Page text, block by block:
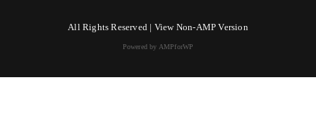
All Rights Reserved | View Non-AMP Version
Powered by AMPforWP